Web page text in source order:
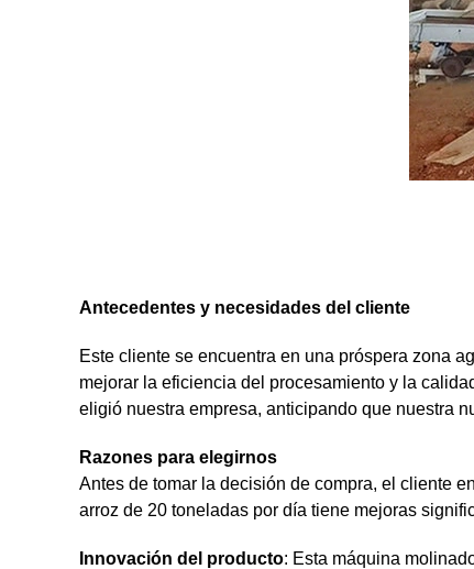
Antecedentes y necesidades del cliente
Este cliente se encuentra en una próspera zona
mejorar la eficiencia del procesamiento y la
eligió nuestra empresa, anticipando que nuestra
Razones para elegirnos
Antes de tomar la decisión de compra, el cliente
arroz de 20 toneladas por día tiene mejoras
Innovación del producto: Esta máquina